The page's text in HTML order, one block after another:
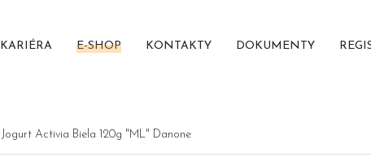
KARIÉRA E-SHOP KONTAKTY DOKUMENTY
Jogurt Activia Biela 120g "ML" Danone